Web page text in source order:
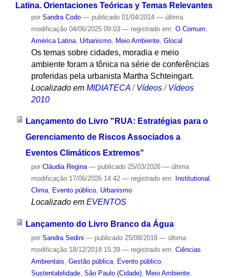
Latina. Orientaciones Teóricas y Temas Relevantes
por Sandra Codo — publicado01/04/2014 — última
modificação04/06/2025 09:03 — registrado em: O Comum
América Latina, Urbanismo, Meio Ambiente, Glocal
Os temas sobre cidades, moradia e meio
ambiente foram a tônica na série de conferências
proferidas pela urbanista Martha Schteingart.
Localizado em MIDIATECA /Vídeos /Vídeos
2010
Lançamento do Livro "RUA: Estratégias para o
Gerenciamento de Riscos Associados a
Eventos Climáticos Extremos"
por Cláudia Regina — publicado25/03/2026 — última
modificação17/06/2026 14:42 — registrado em: Institutional ,
Clima, Evento público, Urbanismo
Localizado em EVENTOS
Lançamento do Livro Branco da Água
por Sandra Sedini — publicado25/08/2018 — última
modificação18/12/2018 15:39 — registrado em: Ciências
Ambientais, Gestão pública, Evento público,
Sustentabilidade, São Paulo (Cidade), Meio Ambiente,